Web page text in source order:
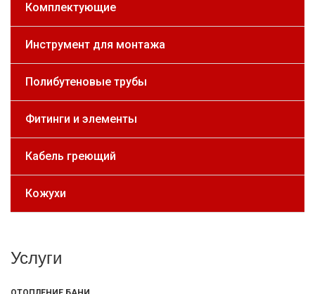
Комплектующие
Инструмент для монтажа
Полибутеновые трубы
Фитинги и элементы
Кабель греющий
Кожухи
Услуги